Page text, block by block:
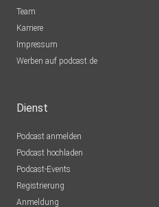
Team
Karriere
Impressum
Werben auf podcast.de
Dienst
Podcast anmelden
Podcast hochladen
Podcast-Events
Registrierung
Anmeldung